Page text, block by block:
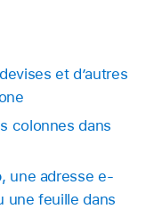
et d’autres
colonnes dans
une adresse e-
une feuille dans